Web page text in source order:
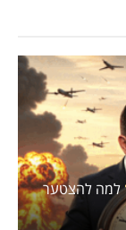
למה להצטער